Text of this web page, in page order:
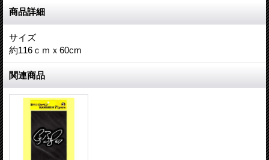
商品詳細
サイズ
約116ｃｍｘ60cm
関連商品